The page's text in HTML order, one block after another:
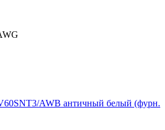
AWB античный белый (фурн.